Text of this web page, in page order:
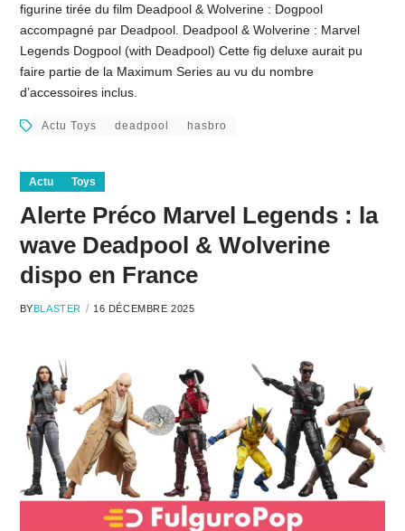
figurine tirée du film Deadpool & Wolverine : Dogpool
accompagné par Deadpool. Deadpool & Wolverine : Marvel
Legends Dogpool (with Deadpool) Cette fig deluxe aurait pu
faire partie de la Maximum Series au vu du nombre
d’accessoires inclus.
Actu Toys deadpool hasbro
Actu Toys
Alerte Préco Marvel Legends : la
wave Deadpool & Wolverine
dispo en France
BYBLASTER 16 DÉCEMBRE 2025